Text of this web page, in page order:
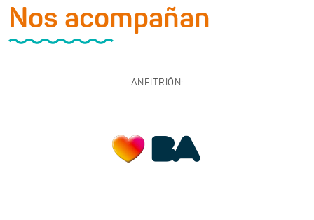
Nos acompañan
ANFITRIÓN: